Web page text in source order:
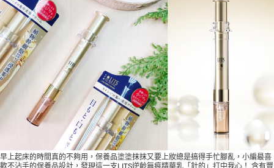
早上起床的時間真的不夠用，保養品塗塗抹抹又要上妝總是搞得手忙腳亂，小編最喜